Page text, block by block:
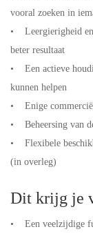
vooral zoeken in
• Leergierigheid en
beter resultaat
• Een actieve
kunnen helpen
• Enige
• Beheersing van
• Flexibele
(in overleg)
Dit krijg je
• Een veelzijdige